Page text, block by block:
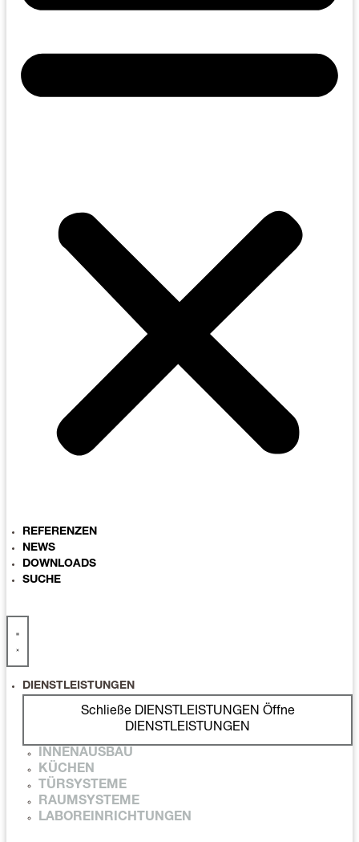
REFERENZEN
NEWS
DOWNLOADS
SUCHE
DIENSTLEISTUNGEN
Schließe DIENSTLEISTUNGEN Öffne
DIENSTLEISTUNGEN
INNENAUSBAU
KÜCHEN
TÜRSYSTEME
RAUMSYSTEME
LABOREINRICHTUNGEN